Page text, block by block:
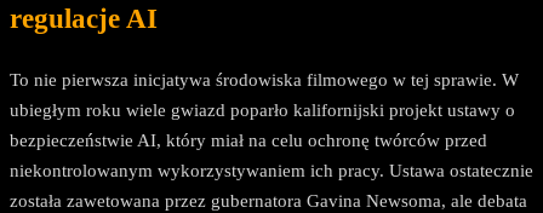
regulacje AI
To nie pierwsza inicjatywa środowiska filmowego w tej sprawie. W
ubiegłym roku wiele gwiazd poparło kalifornijski projekt ustawy o
bezpieczeństwie AI, który miał na celu ochronę twórców przed
niekontrolowanym wykorzystywaniem ich pracy. Ustawa ostatecznie
została zawetowana przez gubernatora Gavina Newsoma, ale debata